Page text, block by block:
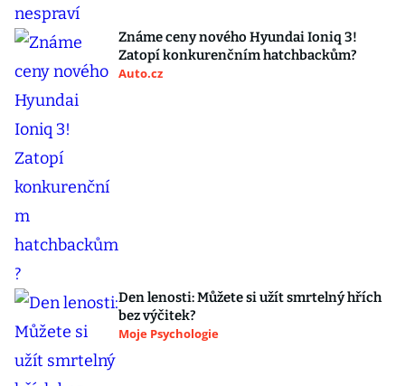
Známe ceny nového Hyundai Ioniq 3!
Zatopí konkurenčním hatchbackům?
Auto.cz
Den lenosti: Můžete si užít smrtelný hřích
bez výčitek?
Moje Psychologie